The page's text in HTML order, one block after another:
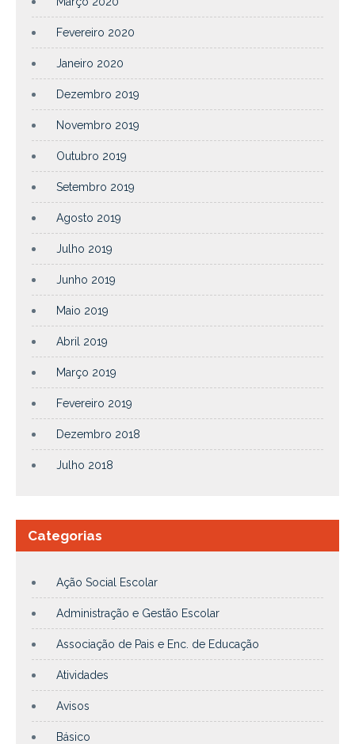
Fevereiro 2020
Janeiro 2020
Dezembro 2019
Novembro 2019
Outubro 2019
Setembro 2019
Agosto 2019
Julho 2019
Junho 2019
Maio 2019
Abril 2019
Março 2019
Fevereiro 2019
Dezembro 2018
Julho 2018
Categorias
Ação Social Escolar
Administração e Gestão Escolar
Associação de Pais e Enc. de Educação
Atividades
Avisos
Básico